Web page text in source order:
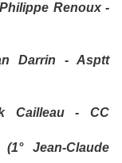
Philippe Renoux -
Darrin - Asptt
Cailleau - CC
(1° Jean-Claude